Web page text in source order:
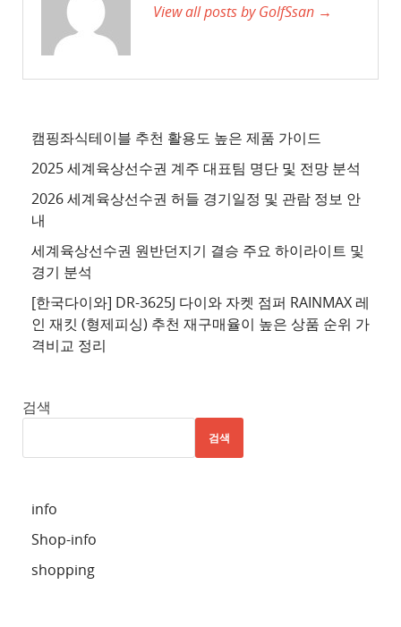
이
트
추
사
이
트
사
이
추
사
이
View all posts by GolfSsan →
캠핑좌식테이블 추천 활용도 높은 제품 가이드
2025 세계육상선수권 계주 대표팀 명단 및 전망 분석
2026 세계육상선수권 허들 경기일정 및 관람 정보 안
내
세계육상선수권 원반던지기 결승 주요 하이라이트 및
경기 분석
[한국다이와] DR-3625J 다이와 자켓 점퍼 RAINMAX 레
인 재킷 (형제피싱) 추천 재구매율이 높은 상품 순위 가
격비교 정리
검색
검색
info
Shop-info
shopping